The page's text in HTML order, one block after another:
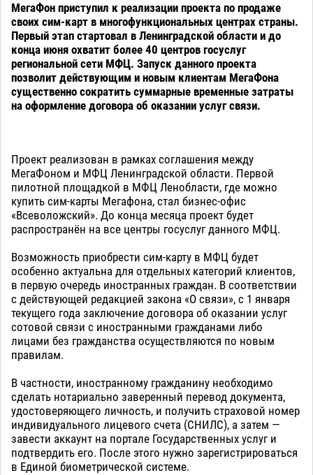
МегаФон приступил к реализации проекта по продаже
своих сим-карт в многофункциональных центрах страны.
Первый этап стартовал в Ленинградской области и до
конца июня охватит более 40 центров госуслуг
региональной сети МФЦ. Запуск данного проекта
позволит действующим и новым клиентам МегаФона
существенно сократить суммарные временные затраты
на оформление договора об оказании услуг связи.
Проект реализован в рамках соглашения между
МегаФоном и МФЦ Ленинградской области. Первой
пилотной площадкой в МФЦ Ленобласти, где можно
купить сим-карты Мегафона, стал бизнес-офис
«Всеволожский». До конца месяца проект будет
распространён на все центры госуслуг данного МФЦ.
Возможность приобрести сим-карту в МФЦ будет
особенно актуальна для отдельных категорий клиентов,
в первую очередь иностранных граждан. В соответствии
с действующей редакцией закона «О связи», с 1 января
текущего года заключение договора об оказании услуг
сотовой связи с иностранными гражданами либо
лицами без гражданства осуществляются по новым
правилам.
В частности, иностранному гражданину необходимо
сделать нотариально заверенный перевод документа,
удостоверяющего личность, и получить страховой номер
индивидуального лицевого счета (СНИЛС), а затем —
завести аккаунт на портале Государственных услуг и
подтвердить его. После этого нужно зарегистрироваться
в Единой биометрической системе.